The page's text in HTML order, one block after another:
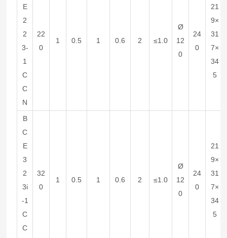
E
2
2
3-
1
C
C
N
22
0
1 0.5 1 0.6 2 ≤1.0
Ø
12
0
24
0
21
9×
31
7×
34
5
B
C
E
3
2
3i
-1
C
C
32
0
1 0.5 1 0.6 2 ≤1.0
Ø
12
0
24
0
21
9×
31
7×
34
5